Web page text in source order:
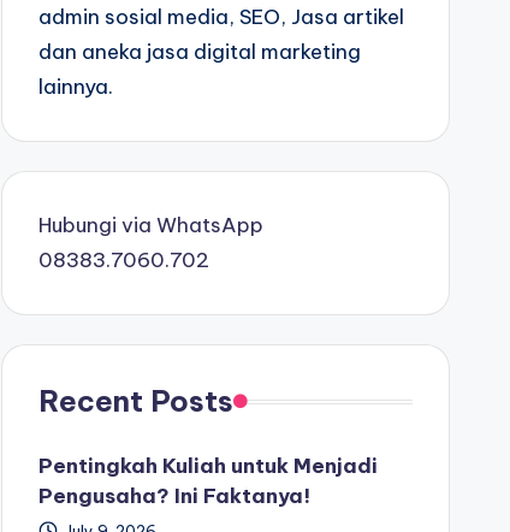
admin sosial media, SEO, Jasa artikel
dan aneka jasa digital marketing
lainnya.
Hubungi via WhatsApp
08383.7060.702
Recent Posts
Pentingkah Kuliah untuk Menjadi
Pengusaha? Ini Faktanya!